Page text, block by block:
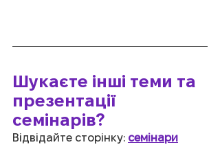
Шукаєте інші теми та
презентації
семінарів?
Відвідайте сторінку: семінари